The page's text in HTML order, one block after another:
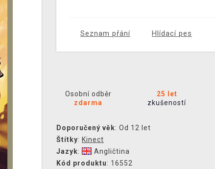
Seznam přání Hlídací pes
Osobní odběr
zdarma
25 let
zkušeností
Doporučený věk: Od 12 let
Štítky: Kinect
Jazyk:
Angličtina
Kód produktu: 16552